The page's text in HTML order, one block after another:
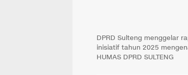
DPRD Sulteng menggelar
inisiatif tahun 2025
HUMAS DPRD SULTENG